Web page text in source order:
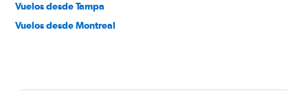
Vuelos desde Tampa
Vuelos desde Montreal